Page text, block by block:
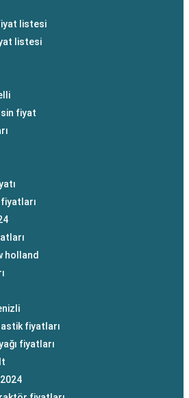
listesi
listesi
fiyat
fiyatları
holland
fiyatları
fiyatları